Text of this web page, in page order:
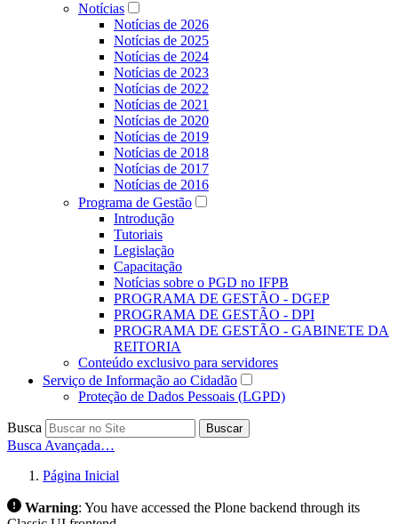
Notícias
Notícias de 2026
Notícias de 2025
Notícias de 2024
Notícias de 2023
Notícias de 2022
Notícias de 2021
Notícias de 2020
Notícias de 2019
Notícias de 2018
Notícias de 2017
Notícias de 2016
Programa de Gestão
Introdução
Tutoriais
Legislação
Capacitação
Notícias sobre o PGD no IFPB
PROGRAMA DE GESTÃO - DGEP
PROGRAMA DE GESTÃO - DPI
PROGRAMA DE GESTÃO - GABINETE DA
REITORIA
Conteúdo exclusivo para servidores
Serviço de Informação ao Cidadão
Proteção de Dados Pessoais (LGPD)
Busca Buscar
Busca Avançada…
Página Inicial
Warning: You have accessed the Plone backend through its